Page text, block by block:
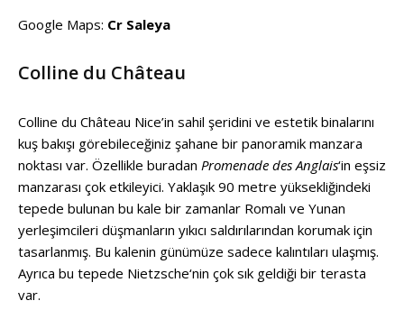
Google Maps: Cr Saleya
Colline du Château
Colline du Château Nice’in sahil şeridini ve estetik binalarını
kuş bakışı görebileceğiniz şahane bir panoramik manzara
noktası var. Özellikle buradan Promenade des Anglais‘in eşsiz
manzarası çok etkileyici. Yaklaşık 90 metre yüksekliğindeki
tepede bulunan bu kale bir zamanlar Romalı ve Yunan
yerleşimcileri düşmanların yıkıcı saldırılarından korumak için
tasarlanmış. Bu kalenin günümüze sadece kalıntıları ulaşmış.
Ayrıca bu tepede Nietzsche‘nin çok sık geldiği bir terasta
var.